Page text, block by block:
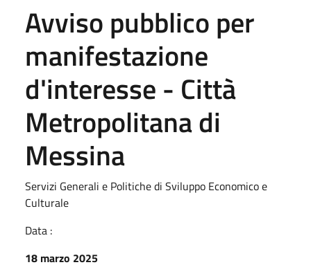
Avviso pubblico per
manifestazione
d'interesse - Città
Metropolitana di
Messina
Servizi Generali e Politiche di Sviluppo Economico e
Culturale
Data :
18 marzo 2025